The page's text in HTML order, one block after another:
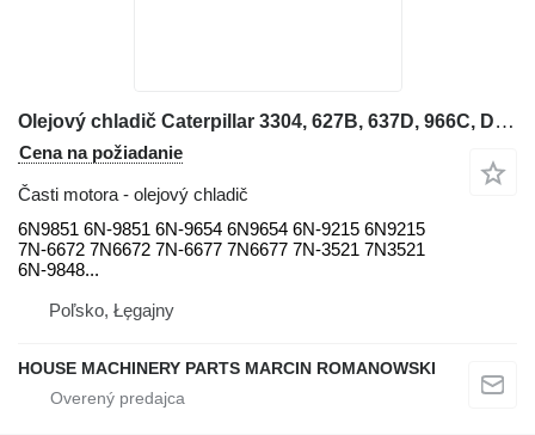
Olejový chladič Caterpillar 3304, 627B, 637D, 966C, D4E, D5B, D7G, D9H 6N9851 na kolesového nakladača
Cena na požiadanie
Časti motora - olejový chladič
6N9851 6N-9851 6N-9654 6N9654 6N-9215 6N9215
7N-6672 7N6672 7N-6677 7N6677 7N-3521 7N3521
6N-9848...
Poľsko, Łęgajny
HOUSE MACHINERY PARTS MARCIN ROMANOWSKI